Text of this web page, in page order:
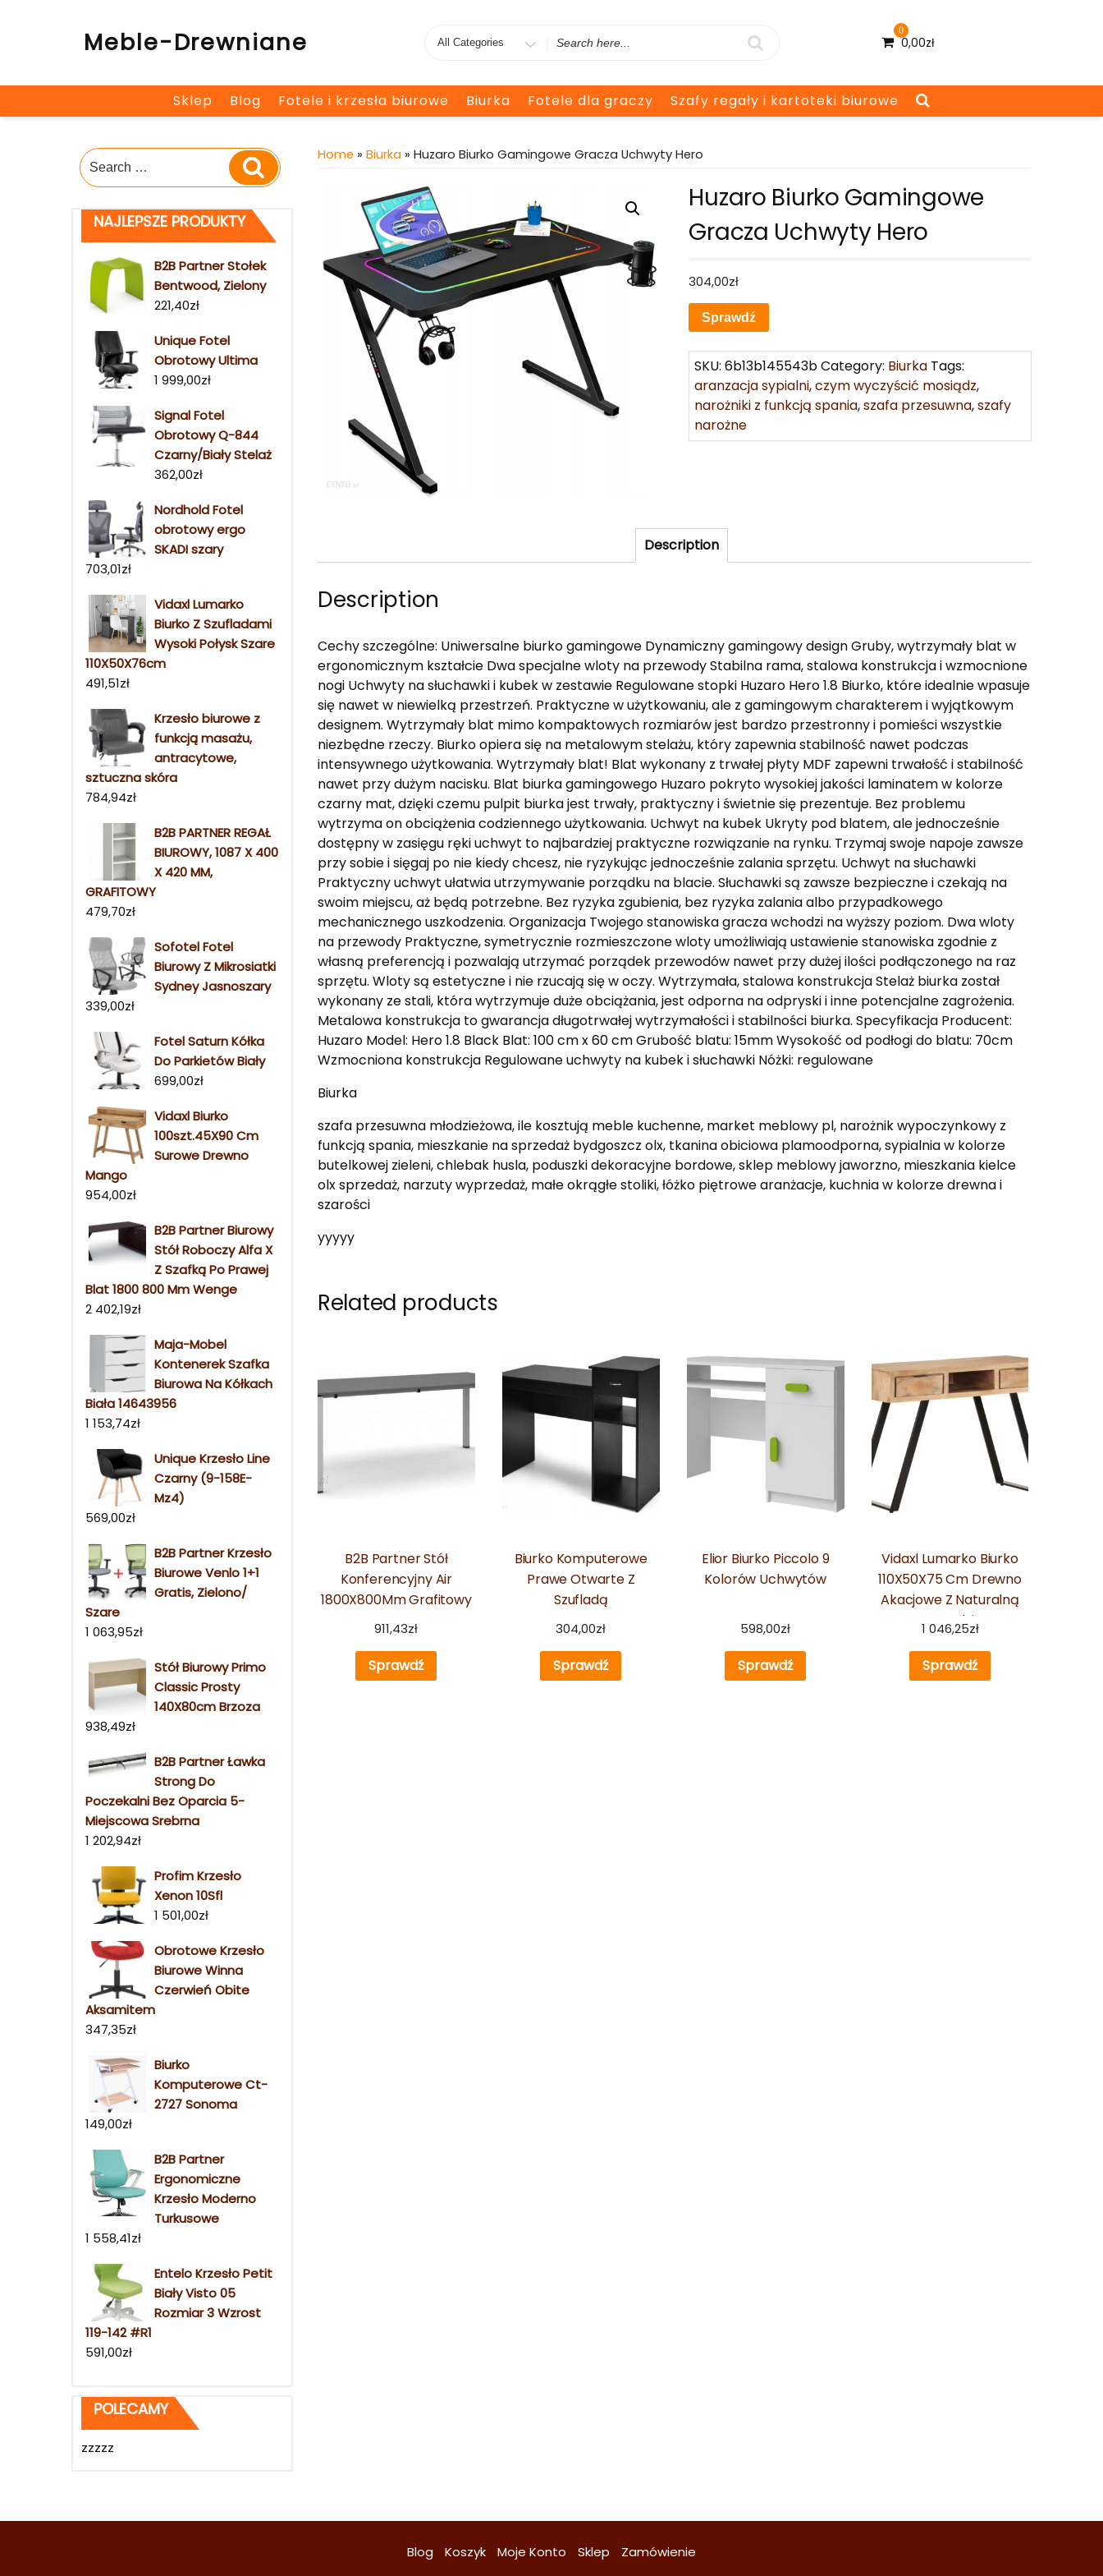
Meble-Drewniane
Search
0
0,00zł
Sklep Blog Fotele i krzesła biurowe Biurka Fotele dla graczy Szafy regały i kartoteki biurowe
Search
for:
Search
NAJLEPSZE PRODUKTY
B2B Partner Stołek
Bentwood, Zielony
221,40zł
Unique Fotel
Obrotowy Ultima
1 999,00zł
Signal Fotel
Obrotowy Q-844
Czarny/Biały Stelaż
362,00zł
Nordhold Fotel
obrotowy ergo
SKADI szary
703,01zł
Vidaxl Lumarko
Biurko Z Szufladami
Wysoki Połysk Szare
110X50X76cm
491,51zł
Krzesło biurowe z
funkcją masażu,
antracytowe,
sztuczna skóra
784,94zł
B2B PARTNER REGAŁ
BIUROWY, 1087 X 400
X 420 MM,
GRAFITOWY
479,70zł
Sofotel Fotel
Biurowy Z Mikrosiatki
Sydney Jasnoszary
339,00zł
Fotel Saturn Kółka
Do Parkietów Biały
699,00zł
Vidaxl Biurko
100szt.45X90 Cm
Surowe Drewno
Mango
954,00zł
B2B Partner Biurowy
Stół Roboczy Alfa X
Z Szafką Po Prawej
Blat 1800 800 Mm Wenge
2 402,19zł
Maja-Mobel
Kontenerek Szafka
Biurowa Na Kółkach
Biała 14643956
1 153,74zł
Unique Krzesło Line
Czarny (9-158E-
Mz4)
569,00zł
B2B Partner Krzesło
Biurowe Venlo 1+1
Gratis, Zielono/
Szare
1 063,95zł
Stół Biurowy Primo
Classic Prosty
140X80cm Brzoza
938,49zł
B2B Partner Ławka
Strong Do
Poczekalni Bez Oparcia 5-
Miejscowa Srebrna
1 202,94zł
Profim Krzesło
Xenon 10Sfl
1 501,00zł
Obrotowe Krzesło
Biurowe Winna
Czerwień Obite
Aksamitem
347,35zł
Biurko
Komputerowe Ct-
2727 Sonoma
149,00zł
B2B Partner
Ergonomiczne
Krzesło Moderno
Turkusowe
1 558,41zł
Entelo Krzesło Petit
Biały Visto 05
Rozmiar 3 Wzrost
119-142 #R1
591,00zł
POLECAMY
zzzzz
Home » Biurka » Huzaro Biurko Gamingowe Gracza Uchwyty Hero
Huzaro Biurko Gamingowe
Gracza Uchwyty Hero
304,00zł
Sprawdź
SKU:6b13b145543bCategory: Biurka Tags:
aranzacja sypialni,czym wyczyścić mosiądz,
narożniki z funkcją spania,szafa przesuwna,szafy
narożne
Description
Description
Cechy szczególne: Uniwersalne biurko gamingowe Dynamiczny gamingowy design Gruby, wytrzymały blat w
ergonomicznym kształcie Dwa specjalne wloty na przewody Stabilna rama, stalowa konstrukcja i wzmocnione
nogi Uchwyty na słuchawki i kubek w zestawie Regulowane stopki Huzaro Hero 1.8 Biurko, które idealnie wpasuje
się nawet w niewielką przestrzeń. Praktyczne w użytkowaniu, ale z gamingowym charakterem i wyjątkowym
designem. Wytrzymały blat mimo kompaktowych rozmiarów jest bardzo przestronny i pomieści wszystkie
niezbędne rzeczy. Biurko opiera się na metalowym stelażu, który zapewnia stabilność nawet podczas
intensywnego użytkowania. Wytrzymały blat! Blat wykonany z trwałej płyty MDF zapewni trwałość i stabilność
nawet przy dużym nacisku. Blat biurka gamingowego Huzaro pokryto wysokiej jakości laminatem w kolorze
czarny mat, dzięki czemu pulpit biurka jest trwały, praktyczny i świetnie się prezentuje. Bez problemu
wytrzyma on obciążenia codziennego użytkowania. Uchwyt na kubek Ukryty pod blatem, ale jednocześnie
dostępny w zasięgu ręki uchwyt to najbardziej praktyczne rozwiązanie na rynku. Trzymaj swoje napoje zawsze
przy sobie i sięgaj po nie kiedy chcesz, nie ryzykując jednocześnie zalania sprzętu. Uchwyt na słuchawki
Praktyczny uchwyt ułatwia utrzymywanie porządku na blacie. Słuchawki są zawsze bezpieczne i czekają na
swoim miejscu, aż będą potrzebne. Bez ryzyka zgubienia, bez ryzyka zalania albo przypadkowego
mechanicznego uszkodzenia. Organizacja Twojego stanowiska gracza wchodzi na wyższy poziom. Dwa wloty
na przewody Praktyczne, symetrycznie rozmieszczone wloty umożliwiają ustawienie stanowiska zgodnie z
własną preferencją i pozwalają utrzymać porządek przewodów nawet przy dużej ilości podłączonego na raz
sprzętu. Wloty są estetyczne i nie rzucają się w oczy. Wytrzymała, stalowa konstrukcja Stelaż biurka został
wykonany ze stali, która wytrzymuje duże obciążania, jest odporna na odpryski i inne potencjalne zagrożenia.
Metalowa konstrukcja to gwarancja długotrwałej wytrzymałości i stabilności biurka. Specyfikacja Producent:
Huzaro Model: Hero 1.8 Black Blat: 100 cm x 60 cm Grubość blatu: 15mm Wysokość od podłogi do blatu: 70cm
Wzmocniona konstrukcja Regulowane uchwyty na kubek i słuchawki Nóżki: regulowane
Biurka
szafa przesuwna młodzieżowa, ile kosztują meble kuchenne, market meblowy pl, narożnik wypoczynkowy z
funkcją spania, mieszkanie na sprzedaż bydgoszcz olx, tkanina obiciowa plamoodporna, sypialnia w kolorze
butelkowej zieleni, chlebak husla, poduszki dekoracyjne bordowe, sklep meblowy jaworzno, mieszkania kielce
olx sprzedaż, narzuty wyprzedaż, małe okrągłe stoliki, łóżko piętrowe aranżacje, kuchnia w kolorze drewna i
szarości
yyyyy
Related products
B2B Partner Stół
Konferencyjny Air
1800X800Mm Grafitowy
911,43zł
Sprawdź
Biurko Komputerowe
Prawe Otwarte Z
Szufladą
304,00zł
Sprawdź
Elior Biurko Piccolo 9
Kolorów Uchwytów
598,00zł
Sprawdź
Vidaxl Lumarko Biurko
110X50X75 Cm Drewno
Akacjowe Z Naturalną
Krawędzią
1 046,25zł
Sprawdź
Blog Koszyk Moje Konto Sklep Zamówienie